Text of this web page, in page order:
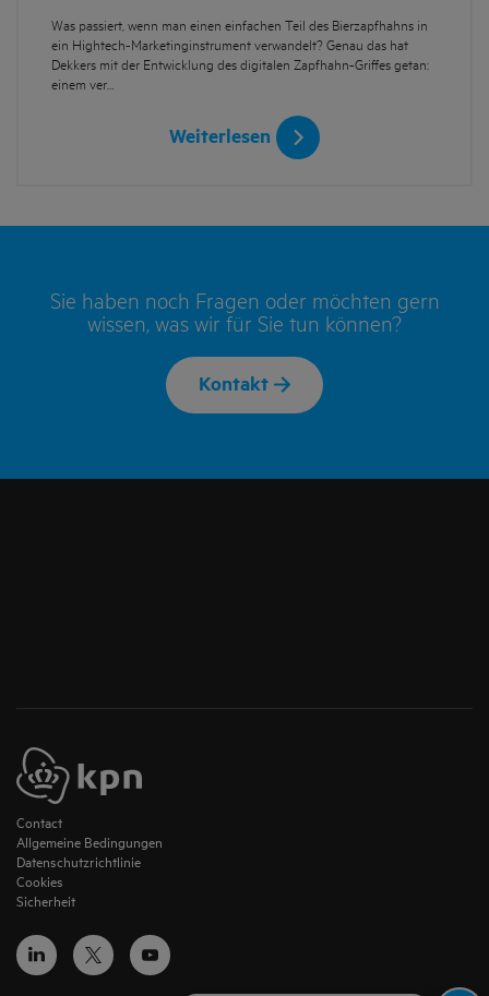
Was passiert, wenn man einen einfachen Teil des Bierzapfhahns in
ein Hightech-Marketinginstrument verwandelt? Genau das hat
Dekkers mit der Entwicklung des digitalen Zapfhahn-Griffes getan:
einem ver…
Weiterlesen
Sie haben noch Fragen oder möchten gern
wissen, was wir für Sie tun können?
Kontakt
Contact
Allgemeine Bedingungen
Datenschutzrichtlinie
Cookies
Sicherheit